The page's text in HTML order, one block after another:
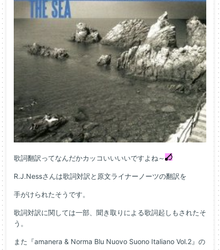
歌詞翻訳ってなんだかカッコいいいいですよね～
R.J.Nessさんは歌詞対訳と原文ライナーノーツの翻訳を
手がけられたそうです。
歌詞対訳に関しては一部、聞き取りによる歌詞起しもされたそ
う。
また『amanera & Norma Blu Nuovo Suono Italiano Vol.2』の